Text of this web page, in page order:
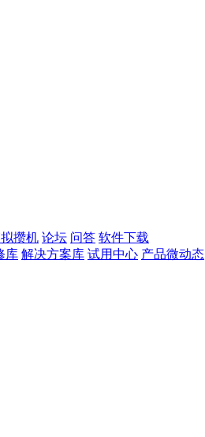
攒机 论坛 问答 软件下载
库 解决方案库 试用中心 产品微动态